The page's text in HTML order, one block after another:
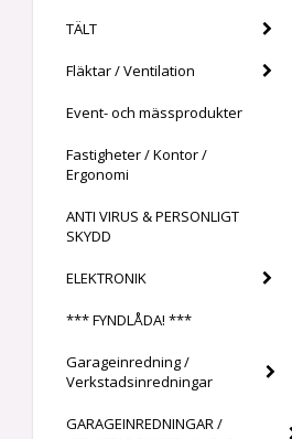
TÄLT
Fläktar / Ventilation
Event- och mässprodukter
Fastigheter / Kontor /
Ergonomi
ANTI VIRUS & PERSONLIGT
SKYDD
ELEKTRONIK
*** FYNDLÅDA! ***
Garageinredning /
Verkstadsinredningar
GARAGEINREDNINGAR /